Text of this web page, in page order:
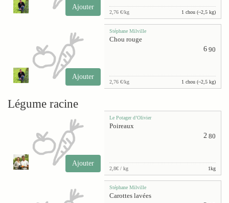
Ajouter
2,76 €/kg 1 chou (~2,5 kg)
Ajouter
Stéphane Milville
Chou rouge
6 90
2,76 €/kg 1 chou (~2,5 kg)
Légume racine
Ajouter
Le Potager d’Olivier
Poireaux
2 80
2,8€ / kg 1kg
Stéphane Milville
Carottes lavées